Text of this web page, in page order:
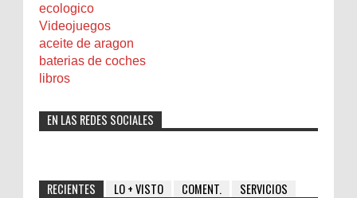
ecologico
Videojuegos
aceite de aragon
baterias de coches
libros
EN LAS REDES SOCIALES
RECIENTES LO + VISTO COMENT. SERVICIOS